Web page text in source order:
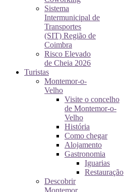
Sistema
Intermunicipal de
Transportes
(SIT) Região de
Coimbra
Risco Elevado
de Cheia 2026
Turistas
Montemor-o-
Velho
Visite o concelho
de Montemor-o-
Velho
História
Como chegar
Alojamento
Gastronomia
Iguarias
Restauração
Descobrir
Montemor